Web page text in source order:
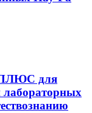
ПЛЮС для
лабораторных